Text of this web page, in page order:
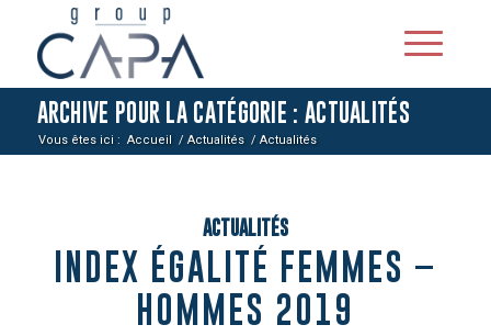
ARCHIVE POUR LA CATÉGORIE : ACTUALITÉS
Vous êtes ici : Accueil / Actualités / Actualités
ACTUALITÉS
INDEX ÉGALITÉ FEMMES –
HOMMES 2019